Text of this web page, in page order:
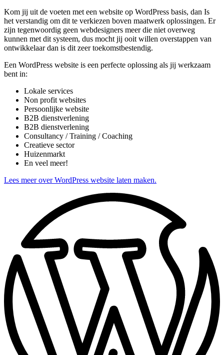
Kom jij uit de voeten met een website op WordPress basis, dan Is
het verstandig om dit te verkiezen boven maatwerk oplossingen. Er
zijn tegenwoordig geen webdesigners meer die niet overweg
kunnen met dit systeem, dus mocht jij ooit willen overstappen van
ontwikkelaar dan is dit zeer toekomstbestendig.
Een WordPress website is een perfecte oplossing als jij werkzaam
bent in:
Lokale services
Non profit websites
Persoonlijke website
B2B dienstverlening
B2B dienstverlening
Consultancy / Training / Coaching
Creatieve sector
Huizenmarkt
En veel meer!
Lees meer over WordPress website laten maken.